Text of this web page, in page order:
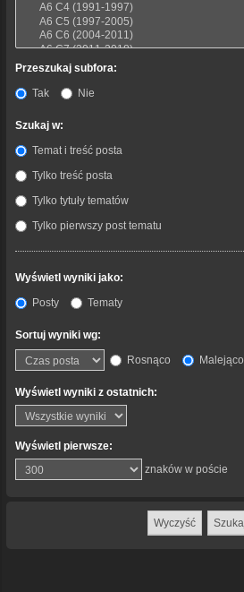
Przeszukaj subfora:
Tak
Nie
Szukaj w:
Temat i treść posta
Tylko treść posta
Tylko tytuły tematów
Tylko pierwszy post tematu
Wyświetl wyniki jako:
Posty
Tematy
Sortuj wyniki wg:
Rosnąco
Malejąco
Wyświetl wyniki z ostatnich:
Wyświetl pierwsze:
znaków w poście